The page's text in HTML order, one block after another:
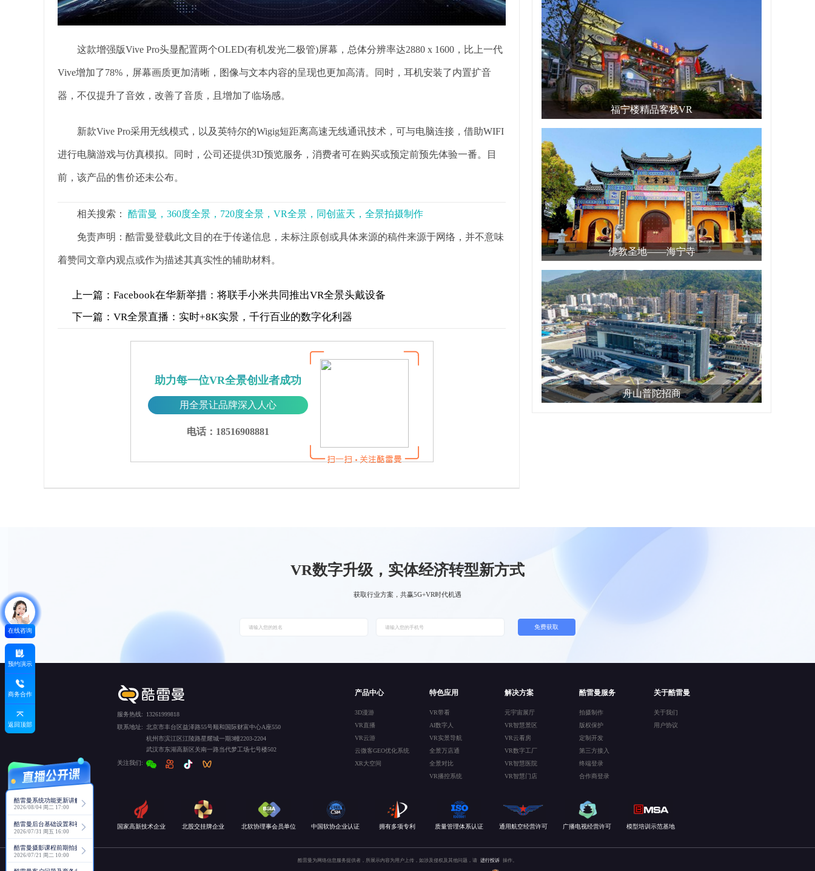
这款增强版Vive Pro头显配置两个OLED(有机发光二极管)屏幕，总体分辨率达2880 x 1600，比上一代
Vive增加了78%，屏幕画质更加清晰，图像与文本内容的呈现也更加高清。同时，耳机安装了内置扩音
器，不仅提升了音效，改善了音质，且增加了临场感。
新款Vive Pro采用无线模式，以及英特尔的Wigig短距离高速无线通讯技术，可与电脑连接，借助WIFI
进行电脑游戏与仿真模拟。同时，公司还提供3D预览服务，消费者可在购买或预定前预先体验一番。目
前，该产品的售价还未公布。
相关搜索： 酷雷曼，360度全景，720度全景，VR全景，同创蓝天，全景拍摄制作
免责声明：酷雷曼登载此文目的在于传递信息，未标注原创或具体来源的稿件来源于网络，并不意味
着赞同文章内观点或作为描述其真实性的辅助材料。
上一篇： Facebook在华新举措：将联手小米共同推出VR全景头戴设备
下一篇： VR全景直播：实时+8K实景，千行百业的数字化利器
助力每一位VR全景创业者成功
用全景让品牌深入人心
电话：18516908881
福宁楼精品客栈VR
佛教圣地——海宁寺
舟山普陀招商
在线咨询
预约演示
商务合作
返回顶部
酷雷曼系统功能更新讲解
2026/08/04 周二 17:00
酷雷曼后台基础设置和视角功能详解
2026/07/31 周五 16:00
酷雷曼摄影课程前期拍摄讲解
2026/07/21 周二 10:00
VR数字升级，实体经济转型新方式
获取行业方案，共赢5G+VR时代机遇
免费获取
服务热线:
13261999818
联系地址: 北京市丰台区益泽路55号顺和国际财富中心A座550
杭州市滨江区江陵路星耀城一期3幢2203-2204
武汉市东湖高新区关南一路当代梦工场七号楼502
关注我们:
产品中心
3D漫游
VR直播
VR云游
云微客GEO优化系统
XR大空间
特色应用
VR带看
AI数字人
VR实景导航
全景万店通
全景对比
VR播控系统
解决方案
元宇宙展厅
VR智慧景区
VR云看房
VR数字工厂
VR智慧医院
VR智慧门店
酷雷曼服务
拍摄制作
版权保护
定制开发
第三方接入
终端登录
合作商登录
关于酷雷曼
关于我们
用户协议
国家高新技术企业 北股交挂牌企业 北软协理事会员单位 中国软协企业认证 拥有多项专利 质量管理体系认证 通用航空经营许可 广播电视经营许可 模型培训示范基地
酷雷曼为网络信息服务提供者，所展示内容为用户上传，如涉及侵权及其他问题，请 进行投诉 操作。